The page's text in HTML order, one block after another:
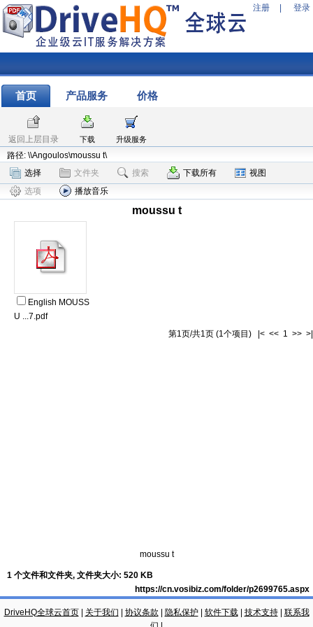
注册 登录
首页 产品服务 价格
返回上层目录 下载 升级服务
路径: \\Angoulos\moussu t\
选择
文件夹 搜索 下载所有
视图
选项
播放音乐
moussu t
English MOUSS
U ...7.pdf
第1页/共1页 (1个项目) |< << 1 >> >|
moussu t
1 个文件和文件夹, 文件夹大小: 520 KB
https://cn.vosibiz.com/folder/p2699765.aspx
DriveHQ全球云首页| 关于我们 协议条款 隐私保护| 软件下载| 技术支持| 联系我